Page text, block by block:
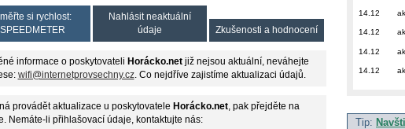
si rychlost:
SPEEDMETER
Nahlásit neaktuální
údaje
Zkušenosti a hodnocení
informace o poskytovateli Horácko.netjiž nejsou aktuální, neváhejte
wifi@internetprovsechny.cz. Co nejdříve zajistíme aktualizaci údajů.
provádět aktualizace u poskytovatele Horácko.net, pak přejděte na
Nemáte-li přihlašovací údaje, kontaktujte nás:
14.12
14.12
14.12
14.12
Tip: